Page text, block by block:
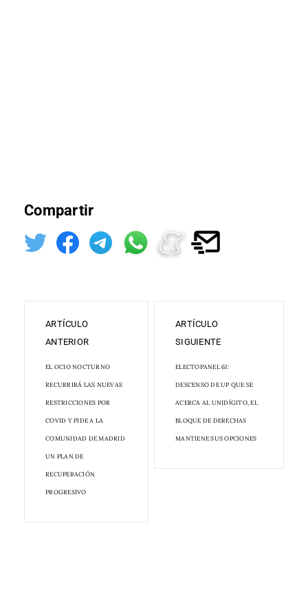
Compartir
ARTÍCULO
ANTERIOR
EL OCIO NOCTURNO
RECURRIRÁ LAS NUEVAS
RESTRICCIONES POR
COVID Y PIDE A LA
COMUNIDAD DE MADRID
UN PLAN DE
RECUPERACIÓN
PROGRESIVO
ARTÍCULO
SIGUIENTE
ELECTOPANEL 6J:
DESCENSO DE UP QUE SE
ACERCA AL UNIDÍGITO, EL
BLOQUE DE DERECHAS
MANTIENE SUS OPCIONES